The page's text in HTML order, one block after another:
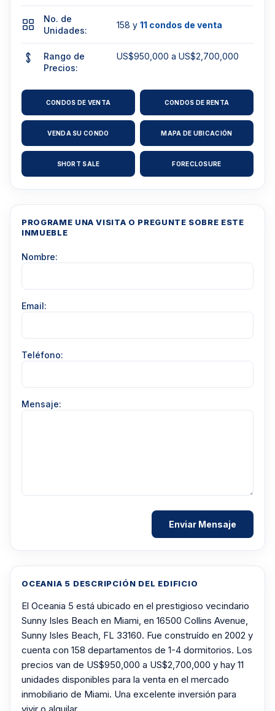
No. de
Unidades:
158 y 11 condos de venta
Rango de
Precios:
US$950,000 a US$2,700,000
CONDOS DE VENTA CONDOS DE RENTA
VENDA SU CONDO MAPA DE UBICACIÓN
SHORT SALE FORECLOSURE
OCEANIA 5 DESCRIPCIÓN DEL EDIFICIO
El Oceania 5 está ubicado en el prestigioso vecindario
Sunny Isles Beach en Miami, en 16500 Collins Avenue,
Sunny Isles Beach, FL 33160. Fue construído en 2002 y
cuenta con 158 departamentos de 1-4 dormitorios. Los
precios van de US$950,000 a US$2,700,000 y hay 11
unidades disponibles para la venta en el mercado
inmobiliario de Miami. Una excelente inversión para
PROGRAME UNA VISITA O PREGUNTE SOBRE ESTE
INMUEBLE
Nombre:
Email:
Teléfono:
Mensaje: